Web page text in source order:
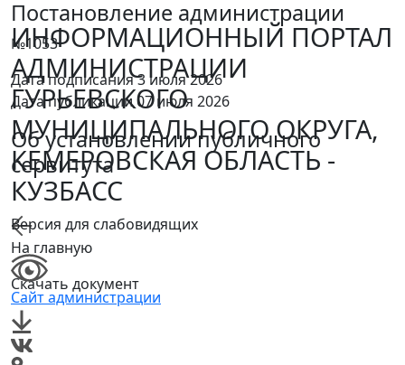
ИНФОРМАЦИОННЫЙ ПОРТАЛ
АДМИНИСТРАЦИИ
ГУРЬЕВСКОГО
МУНИЦИПАЛЬНОГО ОКРУГА,
КЕМЕРОВСКАЯ ОБЛАСТЬ -
КУЗБАСС
Версия для слабовидящих
Сайт администрации
Постановление администрации
№1053
Дата подписания 3 июля 2026
Дата публикации 07 июля 2026
Об установлении публичного
сервитута
На главную
Скачать документ